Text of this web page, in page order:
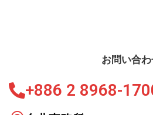
お問い合
+886 2 8968-